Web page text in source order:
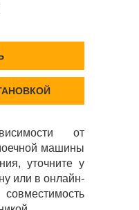
от
машины
уточните у
или в онлайн-